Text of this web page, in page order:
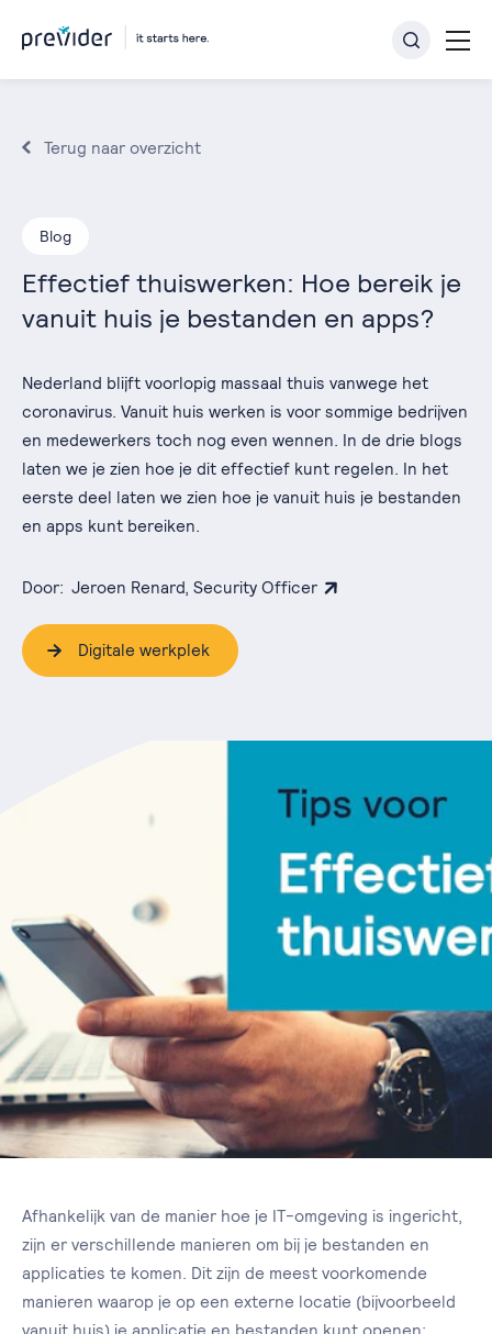
Terug naar overzicht
Blog
Effectief thuiswerken: Hoe bereik je
vanuit huis je bestanden en apps?
Nederland blijft voorlopig massaal thuis vanwege het
coronavirus. Vanuit huis werken is voor sommige bedrijven
en medewerkers toch nog even wennen. In de drie blogs
laten we je zien hoe je dit effectief kunt regelen. In het
eerste deel laten we zien hoe je vanuit huis je bestanden
en apps kunt bereiken.
Door: Jeroen Renard, Security Officer
Digitale werkplek
Afhankelijk van de manier hoe je IT-omgeving is ingericht,
zijn er verschillende manieren om bij je bestanden en
applicaties te komen. Dit zijn de meest voorkomende
manieren waarop je op een externe locatie (bijvoorbeeld
vanuit huis) je applicatie en bestanden kunt openen: